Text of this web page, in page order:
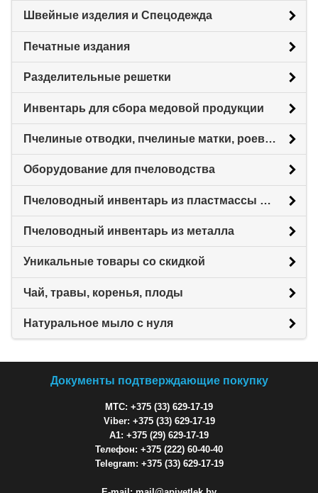
Швейные изделия и Спецодежда
Печатные издания
Разделительные решетки
Инвентарь для сбора медовой продукции
Пчелиные отводки, пчелиные матки, роевни
Оборудование для пчеловодства
Пчеловодный инвентарь из пластмассы для пасеки
Пчеловодный инвентарь из металла
Уникальные товары со скидкой
Чай, травы, коренья, плоды
Натуральное мыло с нуля
Документы подтверждающие покупку
МТС: +375 (33) 629-17-19
Viber: +375 (33) 629-17-19
A1: +375 (29) 629-17-19
Телефон: +375 (222) 60-40-40
Telegram: +375 (33) 629-17-19